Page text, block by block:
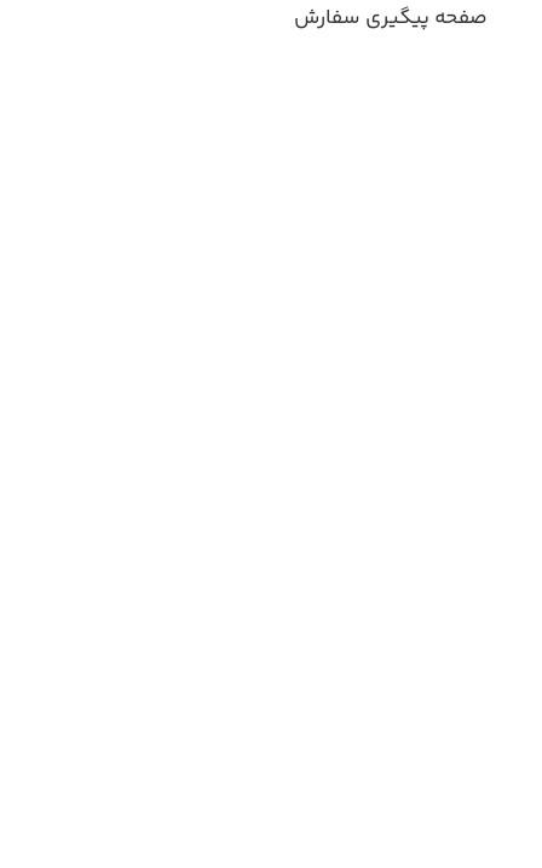
صفحه پیگیری سفارش